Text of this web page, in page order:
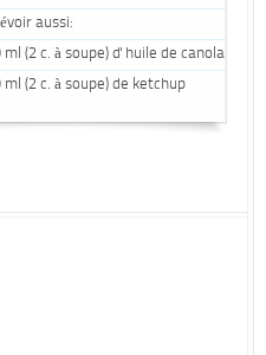
aussi:
ml (2 c. à soupe) d' huile de canola
ml (2 c. à soupe) de ketchup